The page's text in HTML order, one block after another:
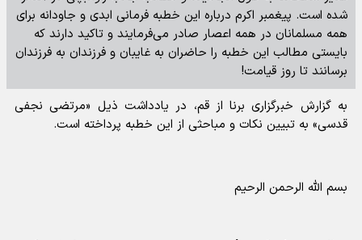
شده است. پیغمبر اکرم درباره این خطبه فرمانی ابدی و جاودانه برای
همه مسلمانان در همه اعصار صادر می‌فرمایند و تاکید دارند که
بایستی مطالب این خطبه را حاضران به غایبان و فرزندان به فرزندان
برسانند تا روز قیامت!
به گزارش خبرگزاری برنا از قم، در یادداشت ذیل «مرتضی نجفی
قدسی» به تبیین نکات و مباحثی از این خطبه پرداخته است.
بسم الله الرحمن الرحیم